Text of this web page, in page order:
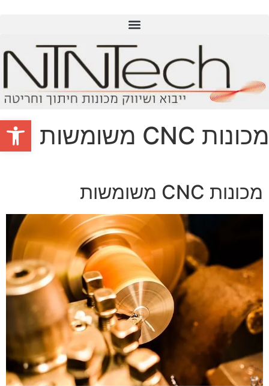
פתח מכונות CNC משומשות
מכונות CNC משומשות